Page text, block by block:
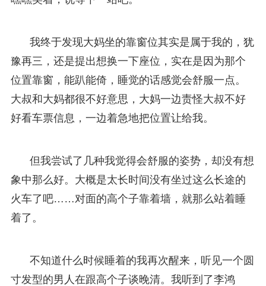
我终于发现大妈坐的靠窗位其实是属于我的，犹
豫再三，还是提出想换一下座位，实在是因为那个
位置靠窗，能趴能倚，睡觉的话感觉会舒服一点。
大叔和大妈都很不好意思，大妈一边责怪大叔不好
好看车票信息，一边着急地把位置让给我。
但我尝试了几种我觉得会舒服的姿势，却没有想
象中那么好。大概是太长时间没有坐过这么长途的
火车了吧……对面的高个子靠着墙，就那么站着睡
着了。
不知道什么时候睡着的我再次醒来，听见一个圆
寸发型的男人在跟高个子谈晚清。我听到了李鸿